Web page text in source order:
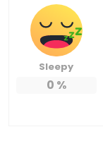
Sleepy
0 %